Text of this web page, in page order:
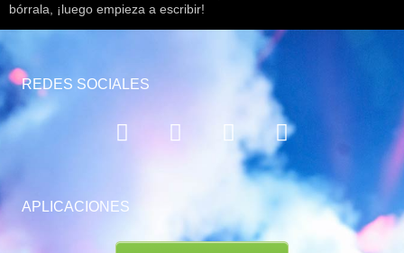
bórrala, ¡luego empieza a escribir!
REDES SOCIALES
APLICACIONES